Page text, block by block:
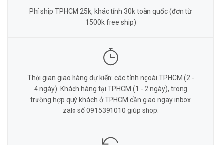
Phí ship TPHCM 25k, khác tỉnh 30k toàn quốc (đơn từ
1500k free ship)
Thời gian giao hàng dự kiến: các tỉnh ngoài TPHCM (2 -
4 ngày). Khách hàng tại TPHCM (1 - 2 ngày), trong
trường hợp quý khách ở TPHCM cần giao ngay inbox
zalo số 0915391010 giúp shop.